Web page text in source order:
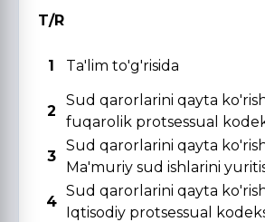
T/R
1
Ta'lim to'g'risida
2
Sud qarorlarini qayta
fuqarolik protsessual
3
Sud qarorlarini qayta
Ma'muriy sud ishlarini
4
Sud qarorlarini qayta
Iqtisodiy protsessual